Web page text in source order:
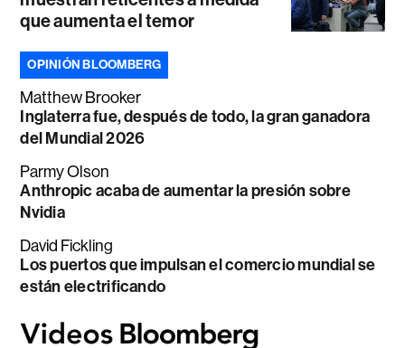
que aumenta el temor
OPINIÓN BLOOMBERG
Matthew Brooker
Inglaterra fue, después de todo, la gran ganadora
del Mundial 2026
Parmy Olson
Anthropic acaba de aumentar la presión sobre
Nvidia
David Fickling
Los puertos que impulsan el comercio mundial se
están electrificando